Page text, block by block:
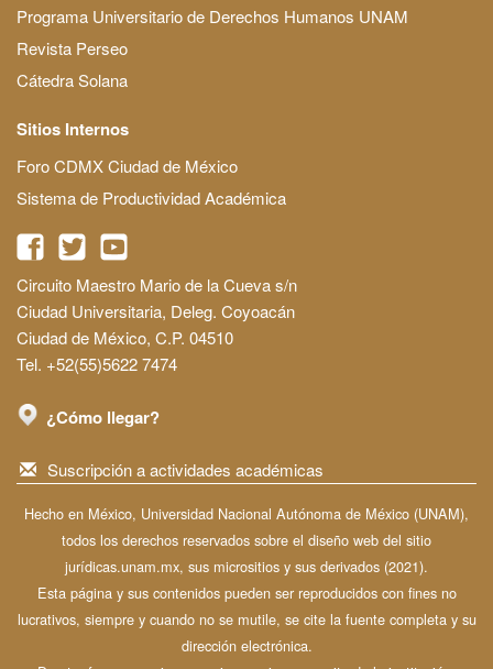
Programa Universitario de Derechos Humanos UNAM
Revista Perseo
Cátedra Solana
Sitios Internos
Foro CDMX Ciudad de México
Sistema de Productividad Académica
Circuito Maestro Mario de la Cueva s/n
Ciudad Universitaria, Deleg. Coyoacán
Ciudad de México, C.P. 04510
Tel. +52(55)5622 7474
¿Cómo llegar?
Suscripción a actividades académicas
Hecho en México, Universidad Nacional Autónoma de México (UNAM),
todos los derechos reservados sobre el diseño web del sitio
jurídicas.unam.mx, sus micrositios y sus derivados (2021).
Esta página y sus contenidos pueden ser reproducidos con fines no
lucrativos, siempre y cuando no se mutile, se cite la fuente completa y su
dirección electrónica.